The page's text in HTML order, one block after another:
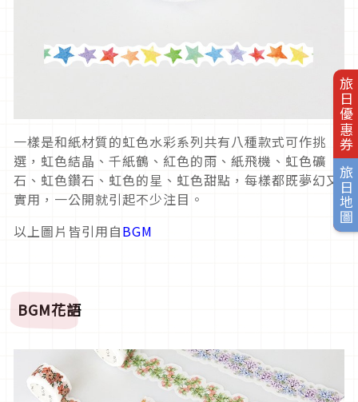
旅日優惠券
旅日地圖
一樣是和紙材質的虹色水彩系列共有八種款式可作挑
選，虹色結晶、千紙鶴、紅色的雨、紙飛機、虹色礦
石、虹色鑽石、虹色的星、虹色甜點，每樣都既夢幻又
實用，一公開就引起不少注目。
以上圖片皆引用自BGM
BGM花語